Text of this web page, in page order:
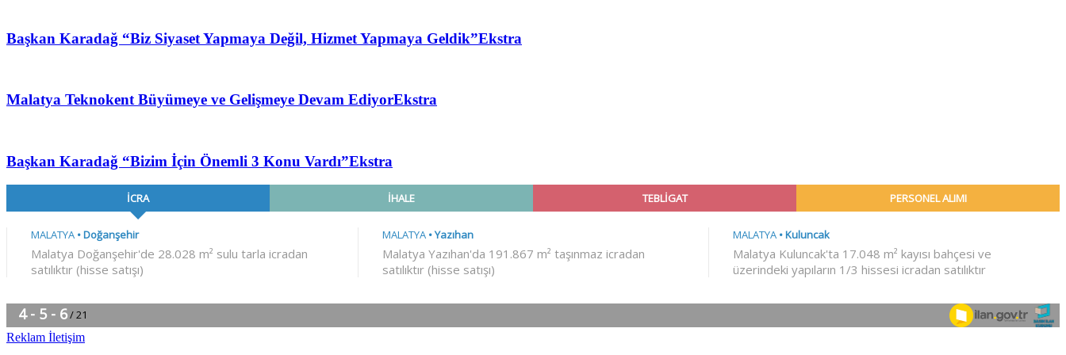
Başkan Karadağ “Biz Siyaset Yapmaya Değil, Hizmet Yapmaya Geldik”Ekstra
Malatya Teknokent Büyümeye ve Gelişmeye Devam EdiyorEkstra
Başkan Karadağ “Bizim İçin Önemli 3 Konu Vardı”Ekstra
Reklam İletişim